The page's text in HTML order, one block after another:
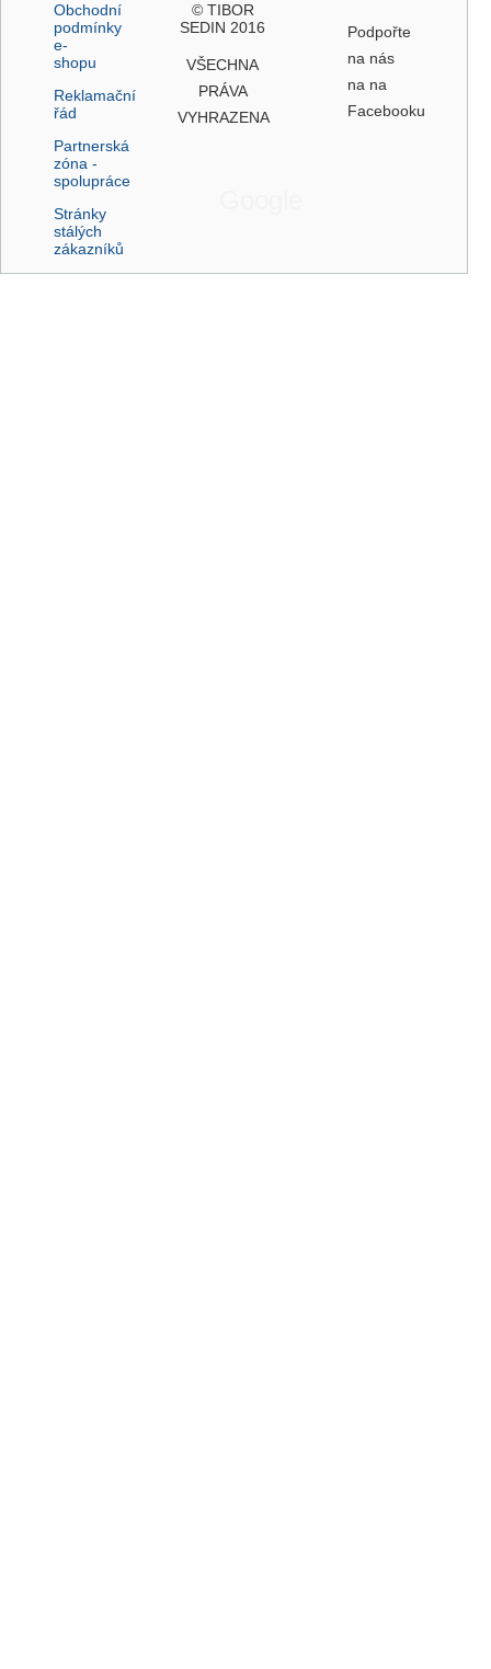
Podpořte
na nás
na na
Facebooku
Obchodní
podmínky
e-
shopu
Reklamační
řád
Partnerská
zóna -
spolupráce
Stránky
stálých
zákazníků
© TIBOR
SEDIN 2016
VŠECHNA
PRÁVA
VYHRAZENA